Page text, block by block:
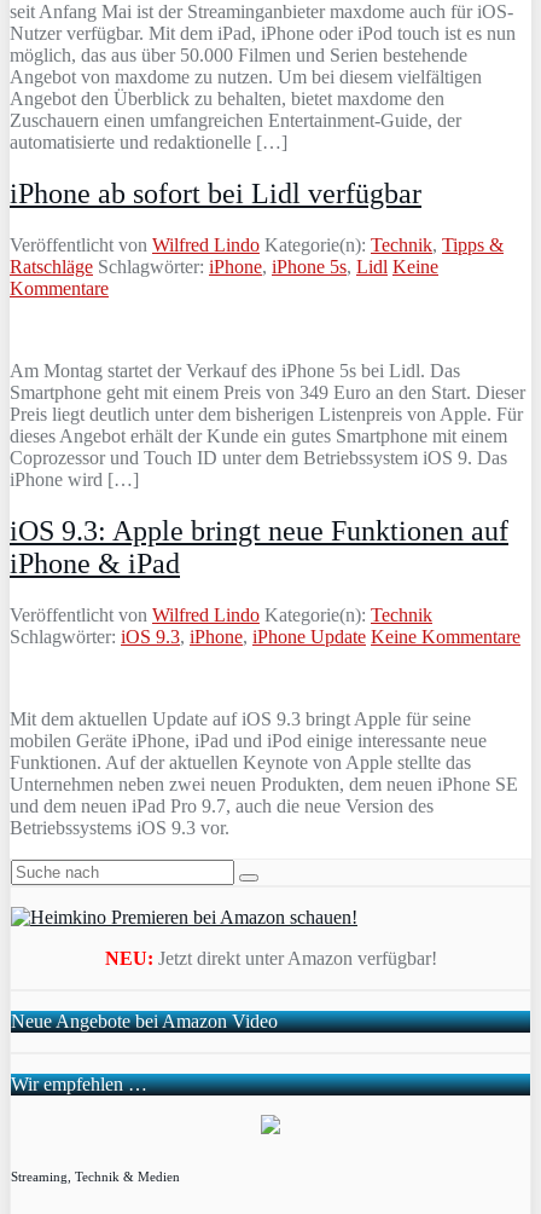
seit Anfang Mai ist der Streaminganbieter maxdome auch für iOS-
Nutzer verfügbar. Mit dem iPad, iPhone oder iPod touch ist es nun
möglich, das aus über 50.000 Filmen und Serien bestehende
Angebot von maxdome zu nutzen. Um bei diesem vielfältigen
Angebot den Überblick zu behalten, bietet maxdome den
Zuschauern einen umfangreichen Entertainment-Guide, der
automatisierte und redaktionelle […]
iPhone ab sofort bei Lidl verfügbar
Veröffentlicht von Wilfred Lindo Kategorie(n): Technik, Tipps &
Ratschläge Schlagwörter: iPhone, iPhone 5s, Lidl Keine
Kommentare
Am Montag startet der Verkauf des iPhone 5s bei Lidl. Das
Smartphone geht mit einem Preis von 349 Euro an den Start. Dieser
Preis liegt deutlich unter dem bisherigen Listenpreis von Apple. Für
dieses Angebot erhält der Kunde ein gutes Smartphone mit einem
Coprozessor und Touch ID unter dem Betriebssystem iOS 9. Das
iPhone wird […]
iOS 9.3: Apple bringt neue Funktionen auf
iPhone & iPad
Veröffentlicht von Wilfred Lindo Kategorie(n): Technik
Schlagwörter: iOS 9.3, iPhone, iPhone Update Keine Kommentare
Mit dem aktuellen Update auf iOS 9.3 bringt Apple für seine
mobilen Geräte iPhone, iPad und iPod einige interessante neue
Funktionen. Auf der aktuellen Keynote von Apple stellte das
Unternehmen neben zwei neuen Produkten, dem neuen iPhone SE
und dem neuen iPad Pro 9.7, auch die neue Version des
Betriebssystems iOS 9.3 vor.
NEU: Jetzt direkt unter Amazon verfügbar!
Neue Angebote bei Amazon Video
Wir empfehlen …
Streaming, Technik & Medien